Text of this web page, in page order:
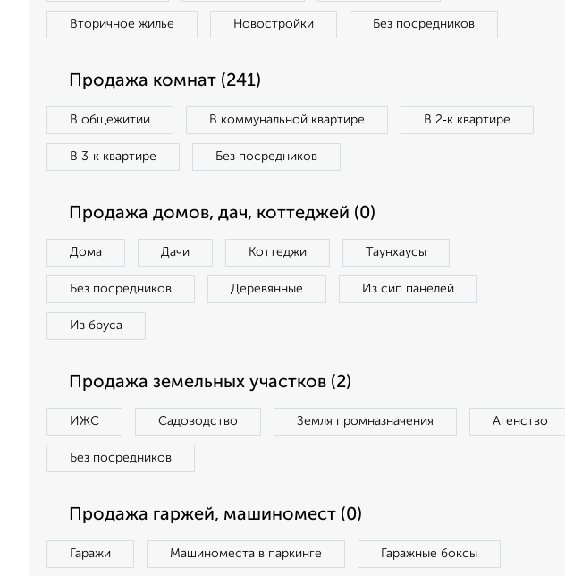
Вторичное жилье Новостройки Без посредников
Продажа комнат (241)
В общежитии В коммунальной квартире В 2‑к квартире
В 3‑к квартире Без посредников
Продажа домов, дач, коттеджей (0)
Дома Дачи Коттеджи Таунхаусы
Без посредников Деревянные Из сип панелей
Из бруса
Продажа земельных участков (2)
ИЖС Садоводство Земля промназначения Агенство
Без посредников
Продажа гаржей, машиномест (0)
Гаражи Машиноместа в паркинге Гаражные боксы